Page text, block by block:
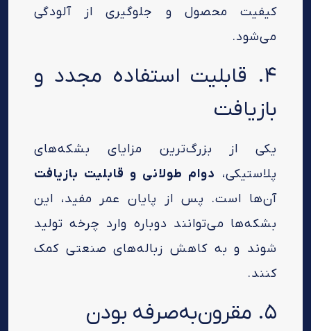
کیفیت محصول و جلوگیری از آلودگی
می‌شود.
۴. قابلیت استفاده مجدد و
بازیافت
یکی از بزرگ‌ترین مزایای بشکه‌های
پلاستیکی، دوام طولانی و قابلیت بازیافت
آن‌ها است. پس از پایان عمر مفید، این
بشکه‌ها می‌توانند دوباره وارد چرخه تولید
شوند و به کاهش زباله‌های صنعتی کمک
کنند.
۵. مقرون‌به‌صرفه بودن